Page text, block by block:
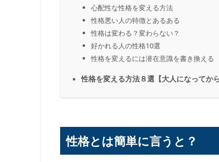
心配性な性格を変える方法
性格悪い人の特徴とあるある
性格は変わる？変わらない？
好かれる人の性格10選
性格を変えるには潜在意識を書き換える
性格を変える方法８選【大人になってか
性格とは簡単に言うと？